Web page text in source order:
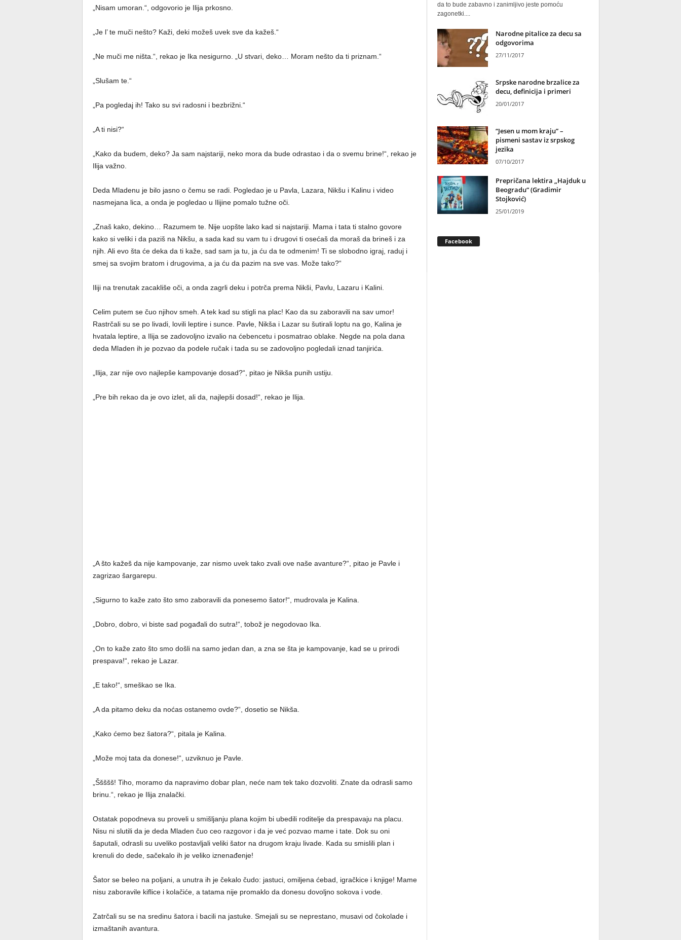
„Nisam umoran.“, odgovorio je Ilija prkosno.
„Je l’ te muči nešto? Kaži, deki možeš uvek sve da kažeš.“
„Ne muči me ništa.“, rekao je Ika nesigurno. „U stvari, deko… Moram nešto da ti priznam.“
„Slušam te.“
„Pa pogledaj ih! Tako su svi radosni i bezbrižni.“
„A ti nisi?“
„Kako da budem, deko? Ja sam najstariji, neko mora da bude odrastao i da o svemu brine!“, rekao je
Ilija važno.
Deda Mladenu je bilo jasno o čemu se radi. Pogledao je u Pavla, Lazara, Nikšu i Kalinu i video
nasmejana lica, a onda je pogledao u Ilijine pomalo tužne oči.
„Znaš kako, dekino… Razumem te. Nije uopšte lako kad si najstariji. Mama i tata ti stalno govore
kako si veliki i da paziš na Nikšu, a sada kad su vam tu i drugovi ti osećaš da moraš da brineš i za
njih. Ali evo šta će deka da ti kaže, sad sam ja tu, ja ću da te odmenim! Ti se slobodno igraj, raduj i
smej sa svojim bratom i drugovima, a ja ću da pazim na sve vas. Može tako?“
Iliji na trenutak zacakliše oči, a onda zagrli deku i potrča prema Nikši, Pavlu, Lazaru i Kalini.
Celim putem se čuo njihov smeh. A tek kad su stigli na plac! Kao da su zaboravili na sav umor!
Rastrčali su se po livadi, lovili leptire i sunce. Pavle, Nikša i Lazar su šutirali loptu na go, Kalina je
hvatala leptire, a Ilija se zadovoljno izvalio na ćebencetu i posmatrao oblake. Negde na pola dana
deda Mladen ih je pozvao da podele ručak i tada su se zadovoljno pogledali iznad tanjirića.
„Ilija, zar nije ovo najlepše kampovanje dosad?“, pitao je Nikša punih ustiju.
„Pre bih rekao da je ovo izlet, ali da, najlepši dosad!“, rekao je Ilija.
„A što kažeš da nije kampovanje, zar nismo uvek tako zvali ove naše avanture?“, pitao je Pavle i
zagrizao šargarepu.
„Sigurno to kaže zato što smo zaboravili da ponesemo šator!“, mudrovala je Kalina.
„Dobro, dobro, vi biste sad pogađali do sutra!“, tobož je negodovao Ika.
„On to kaže zato što smo došli na samo jedan dan, a zna se šta je kampovanje, kad se u prirodi
prespava!“, rekao je Lazar.
„E tako!“, smeškao se Ika.
„A da pitamo deku da noćas ostanemo ovde?“, dosetio se Nikša.
„Kako ćemo bez šatora?“, pitala je Kalina.
„Može moj tata da donese!“, uzviknuo je Pavle.
„Ššššš! Tiho, moramo da napravimo dobar plan, neće nam tek tako dozvoliti. Znate da odrasli samo
brinu.“, rekao je Ilija znalački.
Ostatak popodneva su proveli u smišljanju plana kojim bi ubedili roditelje da prespavaju na placu.
Nisu ni slutili da je deda Mladen čuo ceo razgovor i da je već pozvao mame i tate. Dok su oni
šaputali, odrasli su uveliko postavljali veliki šator na drugom kraju livade. Kada su smislili plan i
krenuli do dede, sačekalo ih je veliko iznenađenje!
Šator se beleo na poljani, a unutra ih je čekalo čudo: jastuci, omiljena ćebad, igračkice i knjige! Mame
nisu zaboravile kiflice i kolačiće, a tatama nije promaklo da donesu dovoljno sokova i vode.
Zatrčali su se na sredinu šatora i bacili na jastuke. Smejali su se neprestano, musavi od čokolade i
izmaštanih avantura.
da to bude zabavno i zanimljivo jeste pomoću
zagonetki....
Narodne pitalice za decu sa
odgovorima
27/11/2017
Srpske narodne brzalice za
decu, definicija i primeri
20/01/2017
“Jesen u mom kraju” –
pismeni sastav iz srpskog
jezika
07/10/2017
Prepričana lektira „Hajduk u
Beogradu“ (Gradimir
Stojković)
25/01/2019
Facebook